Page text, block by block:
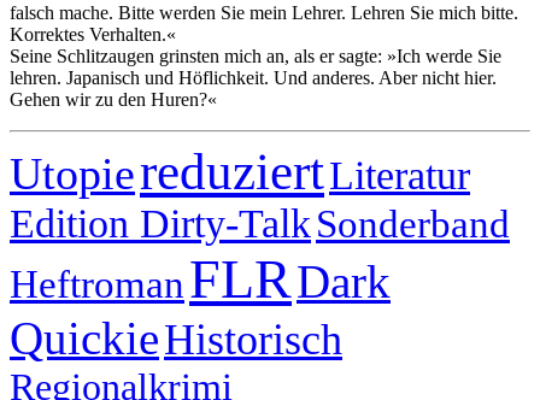
falsch mache. Bitte werden Sie mein Lehrer. Lehren Sie mich bitte.
Korrektes Verhalten.«
Seine Schlitzaugen grinsten mich an, als er sagte: »Ich werde Sie
lehren. Japanisch und Höflichkeit. Und anderes. Aber nicht hier.
Gehen wir zu den Huren?«
UtopiereduziertLiteratur
Edition Dirty-TalkSonderband
HeftromanFLRDark
QuickieHistorisch
Regionalkrimi